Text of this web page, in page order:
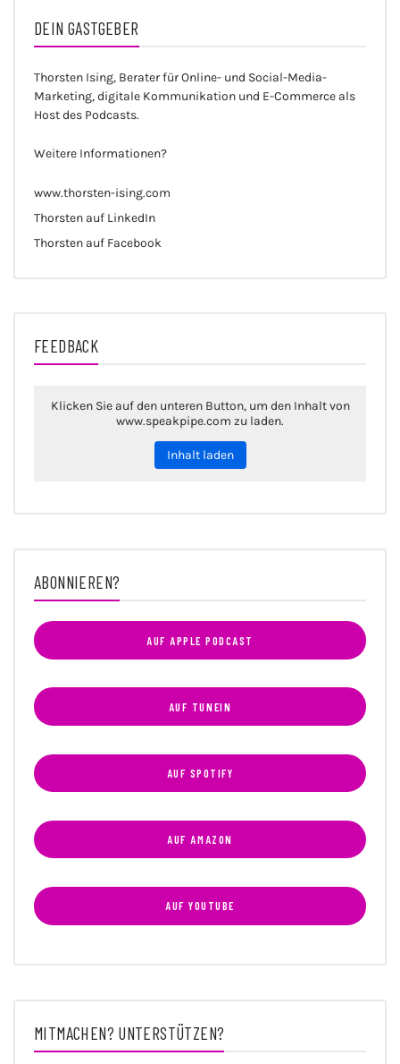
DEIN GASTGEBER
Thorsten Ising, Berater für Online- und Social-Media-
Marketing, digitale Kommunikation und E-Commerce als
Host des Podcasts.
Weitere Informationen?
www.thorsten-ising.com
Thorsten auf LinkedIn
Thorsten auf Facebook
FEEDBACK
Klicken Sie auf den unteren Button, um den Inhalt von
www.speakpipe.com zu laden.
Inhalt laden
ABONNIEREN?
AUF APPLE PODCAST
AUF TUNEIN
AUF SPOTIFY
AUF AMAZON
AUF YOUTUBE
MITMACHEN? UNTERSTÜTZEN?